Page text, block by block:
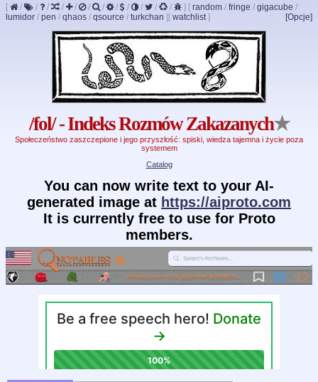
[ / / / / / / / / / / / / ] [ random / fringe / gigacube /
lumidor / pen / qhaos / qsource / turkchan ] [Opcje]
[ watchlist]
/fol/ - Indeks Rozmów Zakazanych★
Społeczeństwo zaszczepione i jego przyszłość: spiski, wiedza tajemna i życie poza
systemem
Catalog
You can now write text to your AI-
generated image at https://aiproto.com
It is currently free to use for Proto
members.